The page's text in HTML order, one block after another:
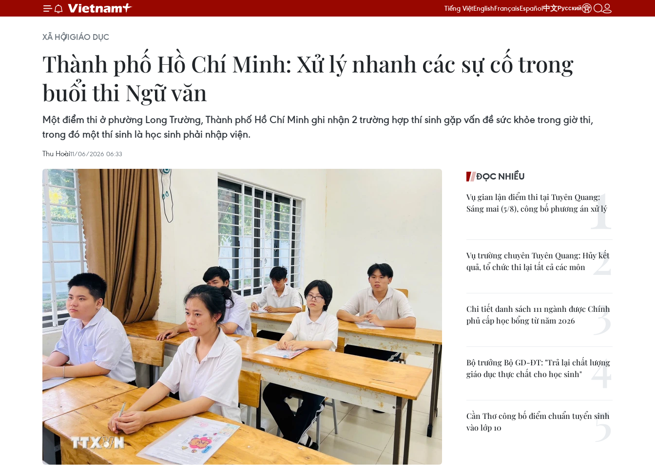
Tiếng ViệtEnglishFrançaisEspañol中文Русский
XÃ HỘIGIÁO DỤC
Thành phố Hồ Chí Minh: Xử lý nhanh các sự cố trong
buổi thi Ngữ văn
Một điểm thi ở phường Long Trường, Thành phố Hồ Chí Minh ghi nhận 2 trường hợp thí sinh gặp vấn đề sức khỏe trong giờ thi,
trong đó một thí sinh là học sinh phải nhập viện.
Thu Hoài11/06/2026 06:33
ĐỌC NHIỀU
Vụ gian lận điểm thi tại Tuyên Quang:
Sáng mai (5/8), công bố phương án xử lý
Vụ trường chuyên Tuyên Quang: Hủy kết
quả, tổ chức thi lại tất cả các môn
Chi tiết danh sách 111 ngành được Chính
phủ cấp học bổng từ năm 2026
Bộ trưởng Bộ GD-ĐT: "Trả lại chất lượng
giáo dục thực chất cho học sinh"
Cần Thơ công bố điểm chuẩn tuyển sinh
vào lớp 10